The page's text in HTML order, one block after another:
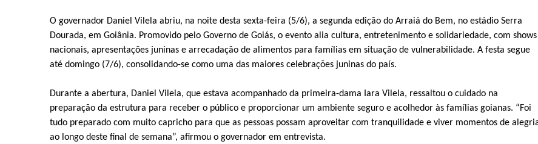
O governador Daniel Vilela abriu, na noite desta sexta-feira (5/6), a segunda edição do Arraiá do Bem, no estádio Serra
Dourada, em Goiânia. Promovido pelo Governo de Goiás, o evento alia cultura, entretenimento e solidariedade, com shows
nacionais, apresentações juninas e arrecadação de alimentos para famílias em situação de vulnerabilidade. A festa segue
até domingo (7/6), consolidando-se como uma das maiores celebrações juninas do país.
Durante a abertura, Daniel Vilela, que estava acompanhado da primeira-dama Iara Vilela, ressaltou o cuidado na
preparação da estrutura para receber o público e proporcionar um ambiente seguro e acolhedor às famílias goianas. “Foi
tudo preparado com muito capricho para que as pessoas possam aproveitar com tranquilidade e viver momentos de
ao longo deste final de semana”, afirmou o governador em entrevista.